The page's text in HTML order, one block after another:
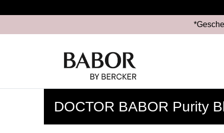
DOCTOR BABOR Purity